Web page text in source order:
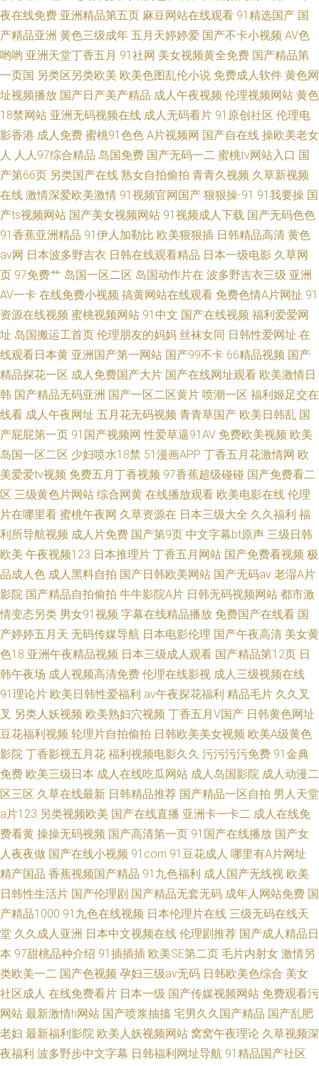
夜在线免费 亚洲精品第五页 麻豆网站在线观看 91精选国产 国
产精品亚洲 黄色三级成年 五月天婷婷爱 国产不卡小视频 AV色
哟哟 亚洲天堂丁香五月 91社网 美女视频黄全免费 国产精品第
一页国 另类区另类欧美 欧美色图乱伦小说 免费成人软件 黄色网
址视频播放 国产日产美产精品 成人午夜视频 伦理视频网站 黄色
18禁网站 亚洲无码视频在线 成人无码看片 91原创社区 伦理电
影香港 成人免费 蜜桃91色色 A片视频网 国产自在线 操欧美老女
人 人人97综合精品 岛国免费 国产无码一二 蜜桃tv网站入口 国
产第66页 另类国产在线 熟女自拍偷拍 青青久视频 久草新视频
在线 激情深爱欧美激情 91视频官网国产 狠狠操-91 91我要操 国
产ts视频网站 国产美女视频网站 91视频成人下载 国产无码色色
91香蕉亚洲精品 91伊人加勒比 欧美狠狠插 日韩精品高清 黄色
av网 日本波多野吉衣 日韩在线观看精品 日本一级电影 久草网
页 97免费艹 岛国一区二区 岛国动作片在 波多野吉衣三级 亚洲
AV一卡 在线免费小视频 搞黄网站在线观看 免费色情A片网扯 91
资源在线视频 蜜桃视频网站 91中文 国产在线视频 福利爱爱网
址 岛国搬运工首页 伦理朋友的妈妈 丝袜女同 日韩性爱网址 在
线观看日本黄 亚洲国产第一网站 国产99不卡 66精品视频 国产
精品探花一区 成人免费国产大片 国产在线网址观看 欧美激情日
韩 国产精品无码亚洲 国产一区二区黄片 喷潮一区 福利姬足交在
线看 成人午夜网址 五月花无码视频 青青草国产 欧美日韩乱 国
产屁屁第一页 91国产视频网 性爱草逼91AV 免费欧美视频 欧美
岛国一区二区 少妇喷水18禁 51漫画APP 丁香五月花激情网 欧
美爱爱tv视频 免费五月丁香视频 97香蕉超级碰碰 国产免费看二
区 三级黄色片网站 综合网黄 在线播放观看 欧美电影在线 伦理
片在哪里看 蜜桃午夜网 久草资源在 日本三级大全 久久福利 福
利所导航视频 成人片免费 国产第9页 中文字幕bt原声 三级日韩
欧美 午夜视频123 日本推理片 丁香五月网站 国产免费看视频 极
品成人色 成人黑料自拍 国产日韩欧美网站 国产无码av 老湿A片
影院 国产精品自拍偷拍 牛牛影院A片 日韩无码视频网站 都市激
情变态另类 男女91视频 字幕在线精品播放 免费国产在线看 国
产婷婷五月天 无码传媒导航 日本电影伦理 国产午夜高清 美女黄
色18 亚洲午夜精品视频 日本三级成人观看 国产精品第12页 日
韩午夜场 成人视频高清免费 伦理在线影视 成人三级视频在线
91理论片 欧美日韩性爱福利 av午夜探花福利 精品毛片 久久叉
叉 另类人妖视频 欧美熟妇穴视频 丁香五月V国产 日韩黄色网址
豆花福利视频 轮理片自拍偷拍 日韩欧美美女视频 欧美A级黄色
影院 丁香影视五月花 福利视频电影久久 污污污污免费 91金典
免费 欧美三级日本 成人在线吃瓜网站 成人岛国影院 成人动漫二
区三区 久草在线最新 日韩精品推荐 国产精品一区自拍 男人天堂
a片123 另类视频欧美 国产在线直播 亚洲卡一卡二 成人在线免
费看黄 操操无码视频 国产高清第一页 91国产在线播放 国产女
人夜夜做 国产在线小视频 91com 91豆花成人 哪里有A片网址
精产国品 香蕉视频国产精品 91九色福利 成人国产无线视 欧美
日韩性生活片 国产伦理剧 国产精品无套无码 成年人网站免费 国
产精品1000 91九色在线视频 日本伦理片在线 三级无码在线天
堂 久久成人亚洲 日本中文视频在线 伦理剧推荐 国产成人精品日
本 97甜桃品种介绍 91插插插 欧美SE第二页 毛片内射女 激情另
类欧美一二 国产色视频 孕妇三级av无码 日韩欧美色综合 美女
社区成人 在线免费看片 日本一级 国产传媒视频网站 免费观看污
网站 最新激情h网站 国产喷浆抽搐 宅男久久国产精品 国产乱肥
老妇 最新福利影院 欧美人妖视频网站 窝窝午夜理论 久草视频深
夜福利 波多野步中文字幕 日韩福利网址导航 91精品国产社区